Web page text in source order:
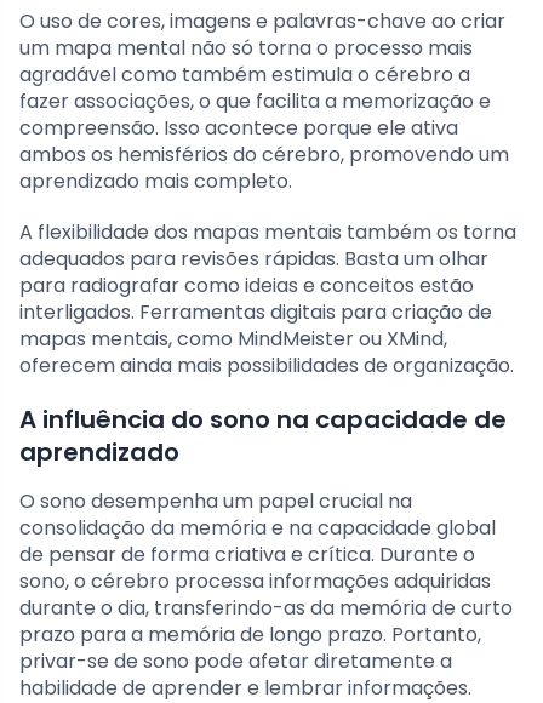
O uso de cores, imagens e palavras-chave ao criar
um mapa mental não só torna o processo mais
agradável como também estimula o cérebro a
fazer associações, o que facilita a memorização e
compreensão. Isso acontece porque ele ativa
ambos os hemisférios do cérebro, promovendo um
aprendizado mais completo.
A flexibilidade dos mapas mentais também os torna
adequados para revisões rápidas. Basta um olhar
para radiografar como ideias e conceitos estão
interligados. Ferramentas digitais para criação de
mapas mentais, como MindMeister ou XMind,
oferecem ainda mais possibilidades de organização.
A influência do sono na capacidade de
aprendizado
O sono desempenha um papel crucial na
consolidação da memória e na capacidade global
de pensar de forma criativa e crítica. Durante o
sono, o cérebro processa informações adquiridas
durante o dia, transferindo-as da memória de curto
prazo para a memória de longo prazo. Portanto,
privar-se de sono pode afetar diretamente a
habilidade de aprender e lembrar informações.